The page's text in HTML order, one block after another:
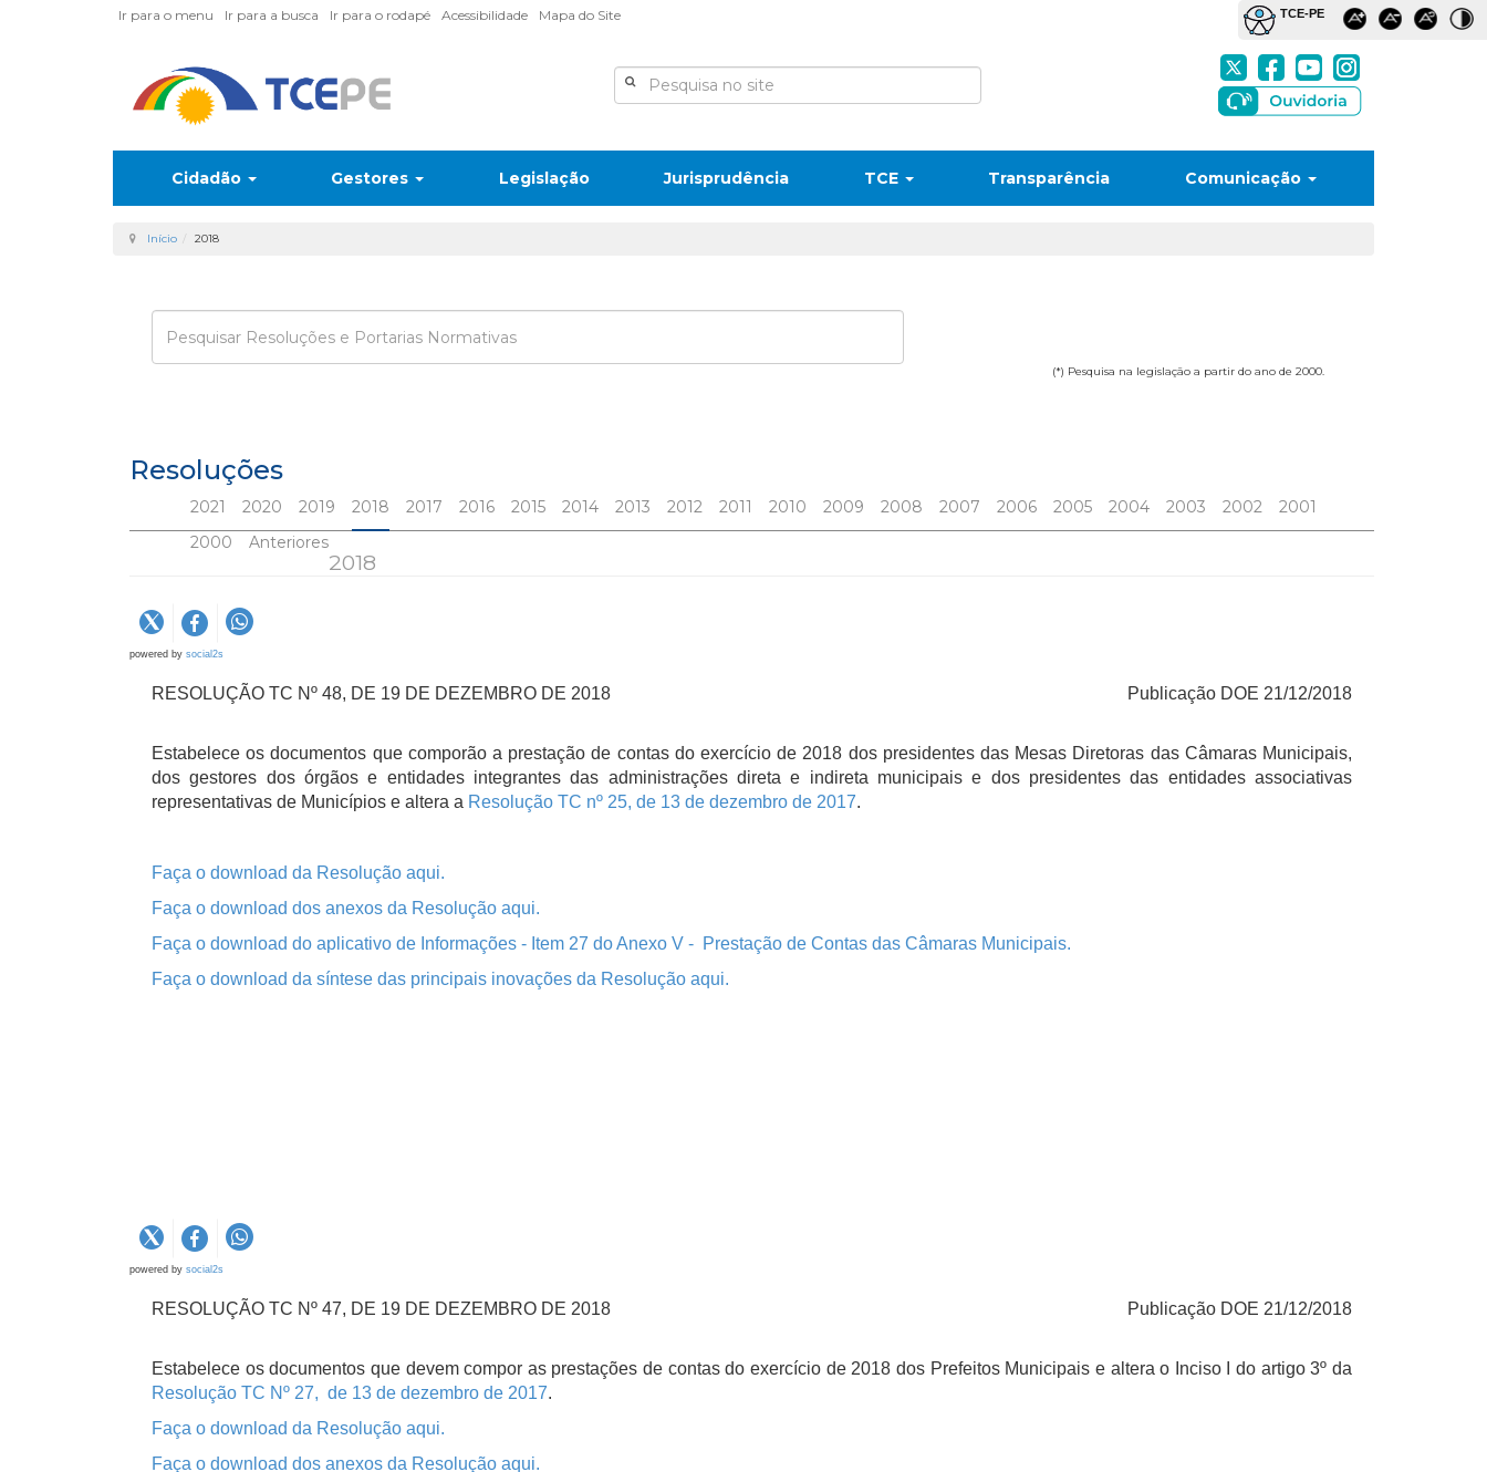
Ir para o menu Ir para a busca Ir para o rodapé Acessibilidade Mapa do Site
Cidadão Gestores Legislação Jurisprudência TCE Transparência Comunicação
Início 2018
(*) Pesquisa na legislação a partir do ano de 2000.
Resoluções
2021 2020 2019 2018 2017 2016 2015 2014 2013 2012 2011 2010 2009 2008 2007 2006 2005 2004 2003 2002
2001
2000
Anteriores
2018
powered by social2s
RESOLUÇÃO TC Nº 48, DE 19 DE DEZEMBRO DE 2018 Publicação DOE 21/12/2018
Estabelece os documentos que comporão a prestação de contas do exercício de 2018 dos presidentes das Mesas Diretoras das Câmaras Municipais,
dos gestores dos órgãos e entidades integrantes das administrações direta e indireta municipais e dos presidentes das entidades associativas
representativas de Municípios e altera a Resolução TC nº 25, de 13 de dezembro de 2017.
Faça o download da Resolução aqui.
Faça o download dos anexos da Resolução aqui.
Faça o download do aplicativo de Informações - Item 27 do Anexo V - Prestação de Contas das Câmaras Municipais.
Faça o download da síntese das principais inovações da Resolução aqui.
powered by social2s
RESOLUÇÃO TC Nº 47, DE 19 DE DEZEMBRO DE 2018 Publicação DOE 21/12/2018
Estabelece os documentos que devem compor as prestações de contas do exercício de 2018 dos Prefeitos Municipais e altera o Inciso I do artigo 3º da
Resolução TC Nº 27, de 13 de dezembro de 2017.
Faça o download da Resolução aqui.
Faça o download dos anexos da Resolução aqui.